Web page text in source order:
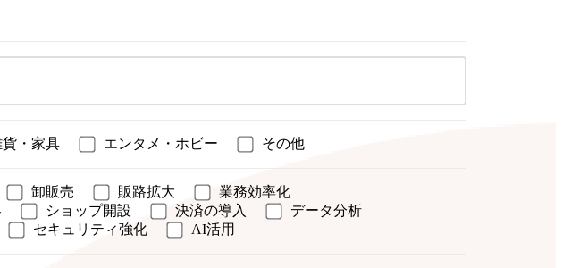
貨・家具 エンタメ・ホビー その他
卸販売 販路拡大
業務効率化
ショップ開設 決済の導入
データ分析
セキュリティ強化 AI活用